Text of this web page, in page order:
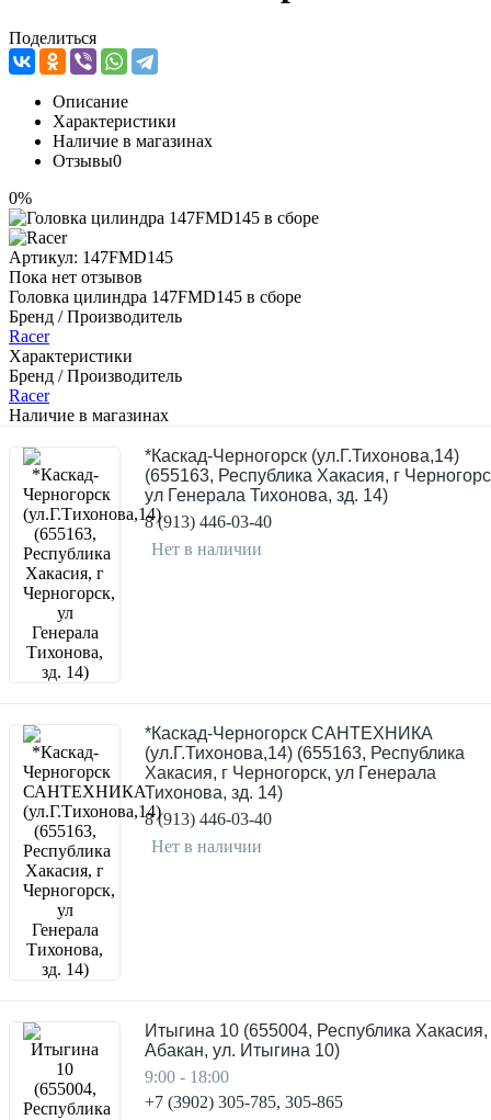
Поделиться
Описание
Характеристики
Наличие в магазинах
Отзывы0
0%
Артикул: 147FMD145
Пока нет отзывов
Головка цилиндра 147FMD145 в сборе
Бренд / Производитель
Racer
Характеристики
Бренд / Производитель
Racer
Наличие в магазинах
*Каскад-Черногорск (ул.Г.Тихонова,14)
(655163, Республика Хакасия, г
ул Генерала Тихонова, зд. 14)
8 (913) 446-03-40
Нет в наличии
*Каскад-Черногорск САНТЕХНИКА
(ул.Г.Тихонова,14) (655163, Республика
Хакасия, г Черногорск, ул Генерала
Тихонова, зд. 14)
8 (913) 446-03-40
Нет в наличии
Итыгина 10 (655004, Республика Хакасия,
Абакан, ул. Итыгина 10)
9:00 - 18:00
+7 (3902) 305-785, 305-865